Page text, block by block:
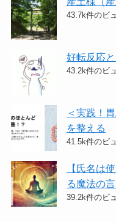
43.7k件のビ
好転反応と
43.2k件のビ
＜実践！
を整える
41.5k件のビ
【氏名は
る魔法の
39.2k件のビ